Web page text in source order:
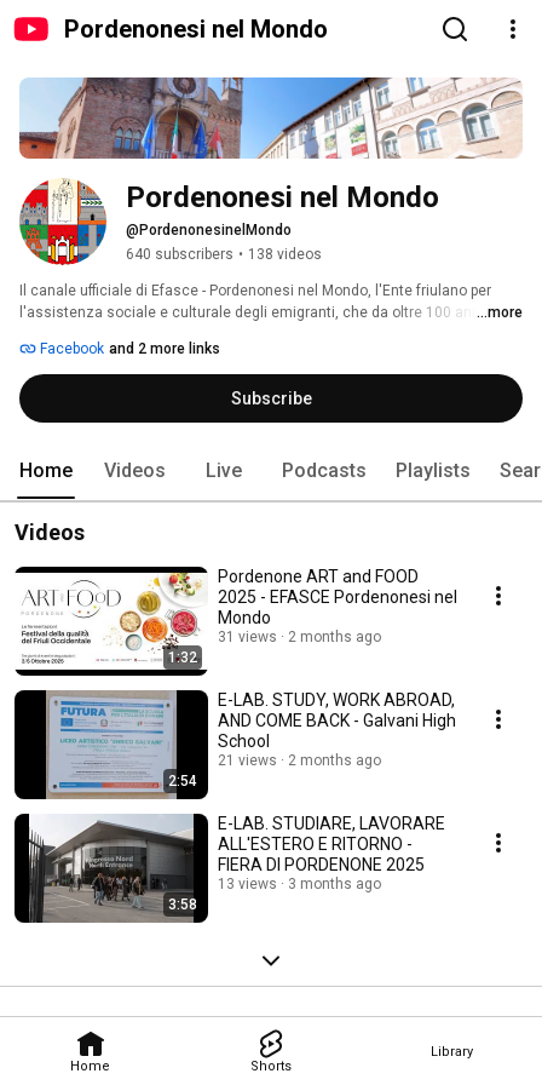
Pordenonesi nel Mondo
Home Shorts
Library
Pordenonesi nel Mondo
@PordenonesinelMondo
640 subscribers • 138 videos
Il canale ufficiale di Efasce - Pordenonesi nel Mondo, l'Ente friulano per
l'assistenza sociale e culturale degli emigranti, che da oltre 100 anni
riconosciuta dalla Regione Autonoma Friuli Venezia Giulia.
...more
Facebook and 2 more links
Subscribe
Home Videos Live Podcasts Playlists
Videos
1:32
Pordenone ART and FOOD
2025 - EFASCE Pordenonesi nel
Mondo
31 views 2 months ago
2:54
E-LAB. STUDY, WORK ABROAD,
AND COME BACK - Galvani High
School
21 views 2 months ago
3:58
E-LAB. STUDIARE, LAVORARE
ALL'ESTERO E RITORNO -
FIERA DI PORDENONE 2025
13 views 3 months ago